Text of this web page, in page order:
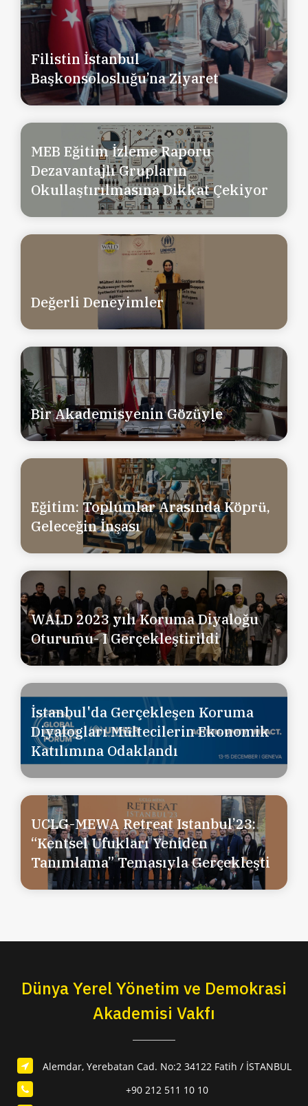
Filistin İstanbul
Başkonsolosluğu’na Ziyaret
MEB Eğitim İzleme Raporu
Dezavantajlı Grupların
Okullaştırılmasına Dikkat Çekiyor
Değerli Deneyimler
Bir Akademisyenin Gözüyle
Eğitim: Toplumlar Arasında Köprü,
Geleceğin İnşası
WALD 2023 yılı Koruma Diyaloğu
Oturumu- I Gerçekleştirildi
İstanbul'da Gerçekleşen Koruma
Diyalogları Mültecilerin Ekonomik
Katılımına Odaklandı
UCLG-MEWA Retreat Istanbul’23:
“Kentsel Ufukları Yeniden
Tanımlama” Temasıyla Gerçekleşti
Dünya Yerel Yönetim ve Demokrasi
Akademisi Vakfı
Alemdar, Yerebatan Cad. No:2 34122 Fatih / İSTANBUL
+90 212 511 10 10